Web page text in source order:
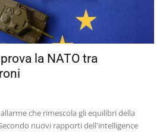
la NATO tra
che rimescola gli equilibri della
nuovi rapporti dell'intelligence